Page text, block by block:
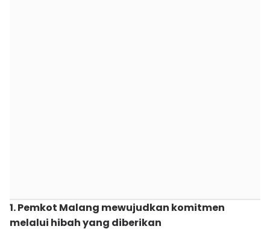
1. Pemkot Malang mewujudkan komitmen
melalui hibah yang diberikan